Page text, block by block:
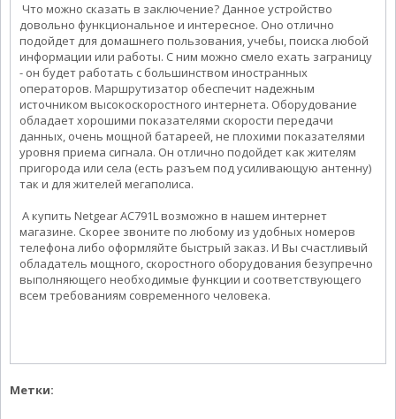
Что можно сказать в заключение? Данное устройство
довольно функциональное и интересное. Оно отлично
подойдет для домашнего пользования, учебы, поиска любой
информации или работы. С ним можно смело ехать заграницу
- он будет работать с большинством иностранных
операторов. Маршрутизатор обеспечит надежным
источником высокоскоростного интернета. Оборудование
обладает хорошими показателями скорости передачи
данных, очень мощной батареей, не плохими показателями
уровня приема сигнала. Он отлично подойдет как жителям
пригорода или села (есть разъем под усиливающую антенну)
так и для жителей мегаполиса.
А купить Netgear АС791L возможно в нашем интернет
магазине. Скорее звоните по любому из удобных номеров
телефона либо оформляйте быстрый заказ. И Вы счастливый
обладатель мощного, скоростного оборудования безупречно
выполняющего необходимые функции и соответствующего
всем требованиям современного человека.
Метки: